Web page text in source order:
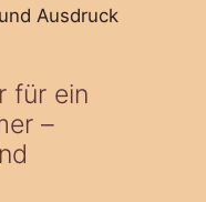
Ausdruck
für ein
–